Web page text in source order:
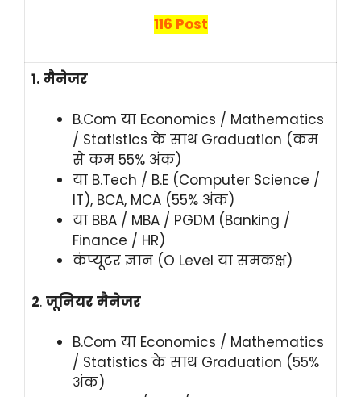
116 Post
1. मैनेजर
B.Com या Economics / Mathematics
/ Statistics के साथ Graduation (कम
से कम 55% अंक)
या B.Tech / B.E (Computer Science /
IT), BCA, MCA (55% अंक)
या BBA / MBA / PGDM (Banking /
Finance / HR)
कंप्यूटर ज्ञान (O Level या समकक्ष)
2. जूनियर मैनेजर
B.Com या Economics / Mathematics
/ Statistics के साथ Graduation (55%
अंक)